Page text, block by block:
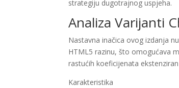
strategiju dugotrajnog uspjeha.
Analiza Varijanti
Nastavna inačica ovog izdanja
HTML5 razinu, što omogućava
rastućih koeficijenata
Karakteristika